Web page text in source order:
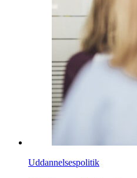
Uddannelsespolitik